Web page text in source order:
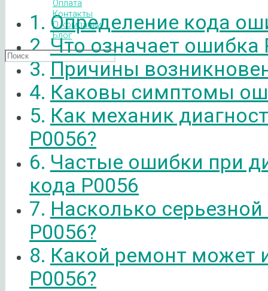
Оплата
Контакты
О компании
Блог
Определение кода
Что означает ошибка
Причины
Каковы симптомы
Как механик
P0056?
Частые ошибки при
кода P0056
Насколько
P0056?
Какой ремонт может
P0056?